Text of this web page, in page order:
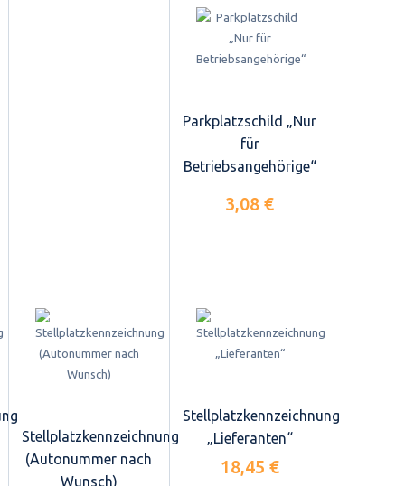
Parkplatzschild „Nur
für
Betriebsangehörige“
3,08 €
Stellplatzkennzeichnung
(Autonummer nach
Wunsch)
Stellplatzkennzeichnung
„Lieferanten“
18,45 €